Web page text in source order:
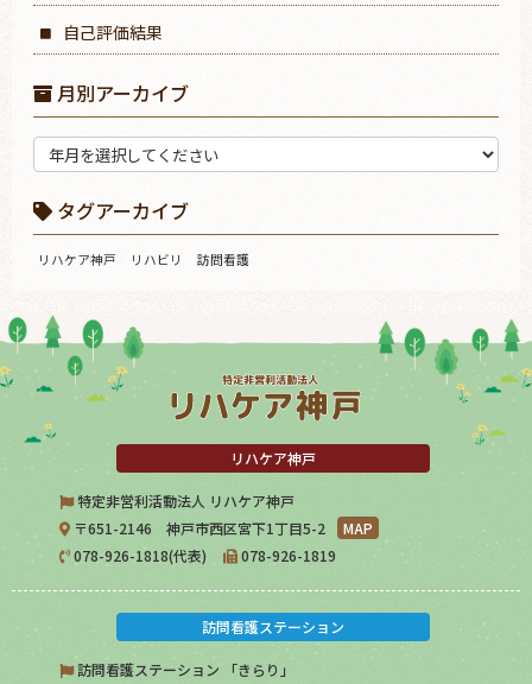
自己評価結果
月別アーカイブ
タグアーカイブ
リハケア神戸 リハビリ 訪問看護
リハケア神戸
特定非営利活動法人 リハケア神戸
〒651-2146 神戸市西区宮下1丁目5-2
MAP
078-926-1818(代表)
078-926-1819
訪問看護ステーション
訪問看護ステーション 「きらり」